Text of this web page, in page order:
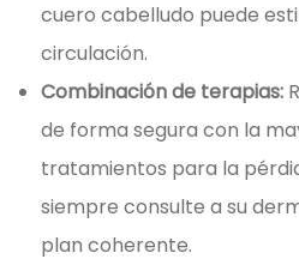
cuero cabelludo puede
circulación.
Combinación de terapias:
de forma segura con la
tratamientos para la
siempre consulte a su
plan coherente.